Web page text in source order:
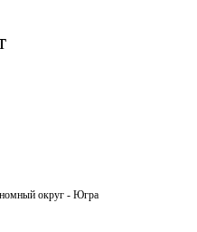
округ - Югра